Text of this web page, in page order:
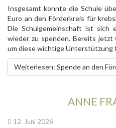
Insgesamt konnte die Schule
Euro an den Förderkreis für
Die Schulgemeinschaft ist sich
wieder zu spenden. Bereits
um diese wichtige Unterstützung
Weiterlesen: Spende an den
ANNE
12. Juni 2026